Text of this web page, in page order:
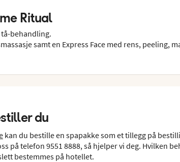
Ritual
behandling.
samt en Express Face med rens, peeling,
du
kan du bestille en spapakke som et tillegg på
på telefon 9551 8888, så hjelper vi deg. Hvilken
bestemmes på hotellet.